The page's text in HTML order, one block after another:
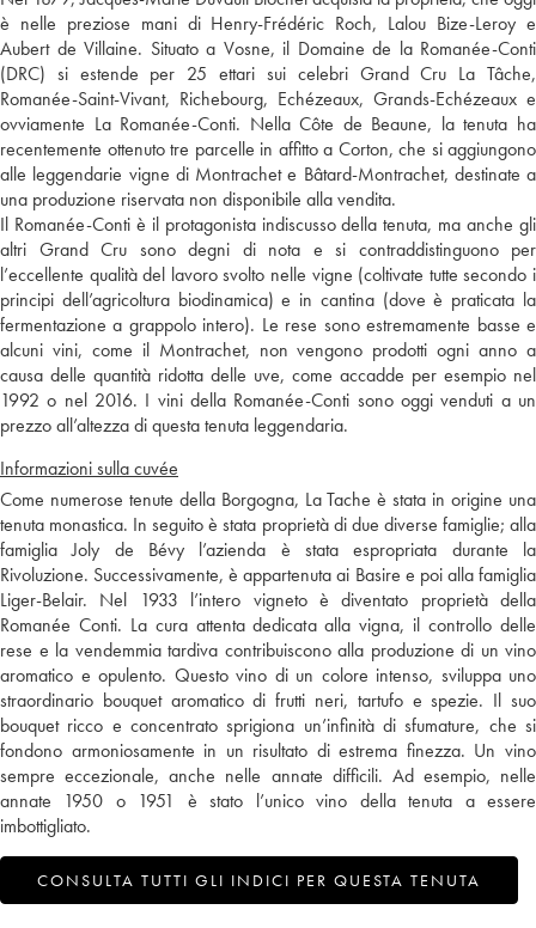
è nelle preziose mani di Henry-Frédéric Roch, Lalou Bize-Leroy e
Aubert de Villaine. Situato a Vosne, il Domaine de la Romanée-Conti
(DRC) si estende per 25 ettari sui celebri Grand Cru La Tâche,
Romanée-Saint-Vivant, Richebourg, Echézeaux, Grands-Echézeaux e
ovviamente La Romanée-Conti. Nella Côte de Beaune, la tenuta ha
recentemente ottenuto tre parcelle in affitto a Corton, che si aggiungono
alle leggendarie vigne di Montrachet e Bâtard-Montrachet, destinate a
una produzione riservata non disponibile alla vendita.
Il Romanée-Conti è il protagonista indiscusso della tenuta, ma anche gli
altri Grand Cru sono degni di nota e si contraddistinguono per
l’eccellente qualità del lavoro svolto nelle vigne (coltivate tutte secondo i
principi dell’agricoltura biodinamica) e in cantina (dove è praticata la
fermentazione a grappolo intero). Le rese sono estremamente basse e
alcuni vini, come il Montrachet, non vengono prodotti ogni anno a
causa delle quantità ridotta delle uve, come accadde per esempio nel
1992 o nel 2016. I vini della Romanée-Conti sono oggi venduti a un
prezzo all’altezza di questa tenuta leggendaria.
Informazioni sulla cuvée
Come numerose tenute della Borgogna, La Tache è stata in origine una
tenuta monastica. In seguito è stata proprietà di due diverse famiglie; alla
famiglia Joly de Bévy l’azienda è stata espropriata durante la
Rivoluzione. Successivamente, è appartenuta ai Basire e poi alla famiglia
Liger-Belair. Nel 1933 l’intero vigneto è diventato proprietà della
Romanée Conti. La cura attenta dedicata alla vigna, il controllo delle
rese e la vendemmia tardiva contribuiscono alla produzione di un vino
aromatico e opulento. Questo vino di un colore intenso, sviluppa uno
straordinario bouquet aromatico di frutti neri, tartufo e spezie. Il suo
bouquet ricco e concentrato sprigiona un’infinità di sfumature, che si
fondono armoniosamente in un risultato di estrema finezza. Un vino
sempre eccezionale, anche nelle annate difficili. Ad esempio, nelle
annate 1950 o 1951 è stato l’unico vino della tenuta a essere
imbottigliato.
CONSULTA TUTTI GLI INDICI PER QUESTA TENUTA